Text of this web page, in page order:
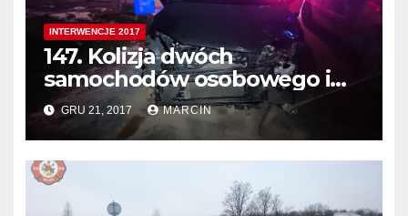
INTERWENCJE 2017
147. Kolizja dwóch
samochodów osobowego i
dostawczego w Balicach na
skrzyżowaniu ulic
Krakowskiej z Stanisława
Kmity
GRU 21, 2017 MARCIN